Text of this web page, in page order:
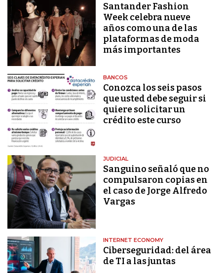
Santander Fashion
Week celebra nueve
años como una de las
plataformas de moda
más importantes
BANCOS
Conozca los seis pasos
que usted debe seguir si
quiere solicitar un
crédito este curso
JUDICIAL
Sanguino señaló que no
compulsaron copias en
el caso de Jorge Alfredo
Vargas
INTERNET ECONOMY
Ciberseguridad: del área
de TI a las juntas